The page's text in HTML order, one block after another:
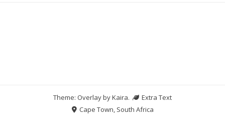
Theme: Overlay byKaira.
Extra Text
Cape Town, South Africa